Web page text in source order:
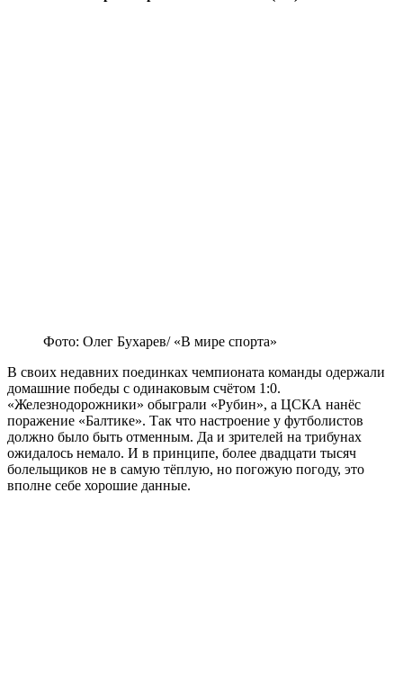
Фото: Олег Бухарев/ «В мире спорта»
В своих недавних поединках чемпионата команды одержали
домашние победы с одинаковым счётом 1:0.
«Железнодорожники» обыграли «Рубин», а ЦСКА нанёс
поражение «Балтике». Так что настроение у футболистов
должно было быть отменным. Да и зрителей на трибунах
ожидалось немало. И в принципе, более двадцати тысяч
болельщиков не в самую тёплую, но погожую погоду, это
вполне себе хорошие данные.